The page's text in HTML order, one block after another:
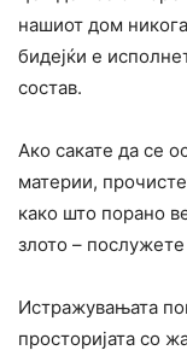
нашиот дом
бидејќи е
состав.
Ако сакате да се
материи,
како што порано
злото –
Истражувањата
просторијата со